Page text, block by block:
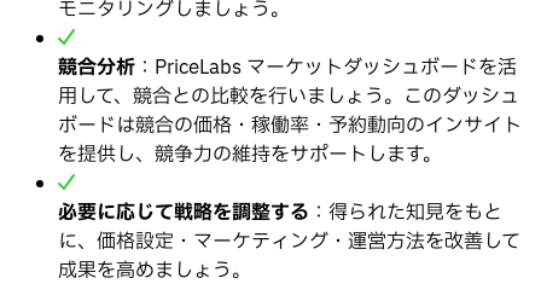
モニタリングしましょう。
競合分析 ：PriceLabs マーケットダッシュボードを活
用して、競合との比較を行いましょう。このダッシュ
ボードは競合の価格・稼働率・予約動向のインサイト
を提供し、競争力の維持をサポートします。
必要に応じて戦略を調整する ：得られた知見をもと
に、価格設定・マーケティング・運営方法を改善して
成果を高めましょう。